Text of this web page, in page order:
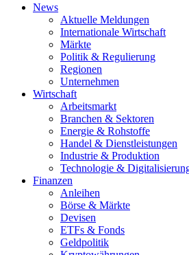
News
Aktuelle Meldungen
Internationale Wirtschaft
Märkte
Politik & Regulierung
Regionen
Unternehmen
Wirtschaft
Arbeitsmarkt
Branchen & Sektoren
Energie & Rohstoffe
Handel & Dienstleistungen
Industrie & Produktion
Technologie &
Finanzen
Anleihen
Börse & Märkte
Devisen
ETFs & Fonds
Geldpolitik